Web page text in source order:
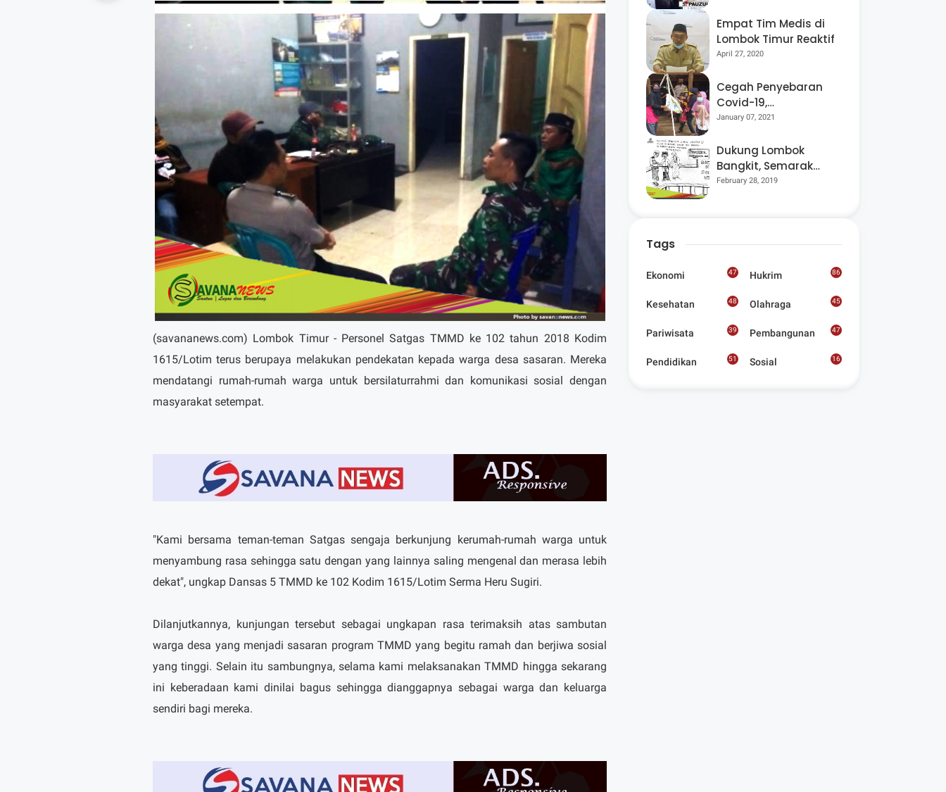
(savananews.com) Lombok Timur - Personel Satgas TMMD ke 102 tahun 2018 Kodim
1615/Lotim terus berupaya melakukan pendekatan kepada warga desa sasaran. Mereka
mendatangi rumah-rumah warga untuk bersilaturrahmi dan komunikasi sosial dengan
masyarakat setempat.
"Kami bersama teman-teman Satgas sengaja berkunjung kerumah-rumah warga untuk
menyambung rasa sehingga satu dengan yang lainnya saling mengenal dan merasa lebih
dekat", ungkap Dansas 5 TMMD ke 102 Kodim 1615/Lotim Serma Heru Sugiri.
Dilanjutkannya, kunjungan tersebut sebagai ungkapan rasa terimaksih atas sambutan
warga desa yang menjadi sasaran program TMMD yang begitu ramah dan berjiwa sosial
yang tinggi. Selain itu sambungnya, selama kami melaksanakan TMMD hingga sekarang
ini keberadaan kami dinilai bagus sehingga dianggapnya sebagai warga dan keluarga
sendiri bagi mereka.
Berpeluang “Rebut”
Kursi Dapil 3
Empat Tim Medis di
Lombok Timur Reaktif
April 27, 2020
Cegah Penyebaran
Covid-19,
Bhabinkamtibmas
Kegiatan Posyandu
January 07, 2021
Dukung Lombok
Bangkit, Semarak
Pesta Rakyat
Seniman Di Lombok
February 28, 2019
Tags
Ekonomi 47 Hukrim 86
Kesehatan 48 Olahraga 45
Pariwisata 39 Pembangunan 47
Pendidikan 51 Sosial
16